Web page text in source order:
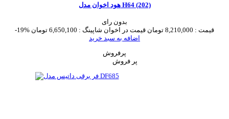
هود اخوان مدل H64 (202)
بدون رای
-19%
قیمت : 8,210,000 تومان قیمت در اخوان شاپینگ : 6,650,100 تومان
اضافه به سبد خرید
پرفروش